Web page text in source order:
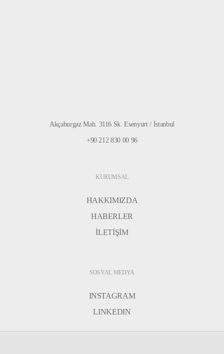
Akçaburgaz Mah. 3116 Sk. Esenyurt / İstanbul
+90 212 830 00 96
KURUMSAL
HAKKIMIZDA
HABERLER
İLETİŞİM
SOSYAL MEDYA
INSTAGRAM
LINKEDIN